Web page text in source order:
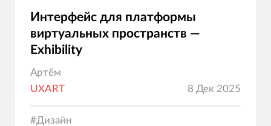
Интерфейс для платформы
виртуальных пространств —
Exhibility
Артём
UXART
8 Дек 2025
#Дизайн